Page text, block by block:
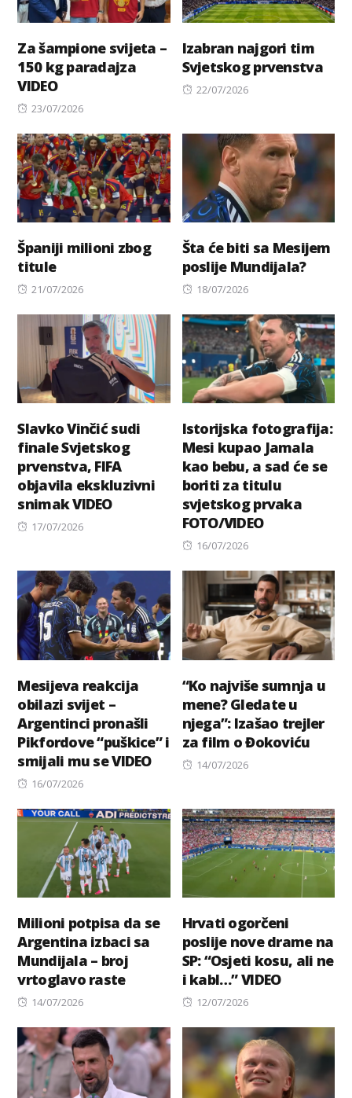
Za šampione svijeta –
150 kg paradajza
VIDEO
Posted
23/07/2026
Izabran najgori tim
Svjetskog prvenstva
Posted
22/07/2026
Španiji milioni zbog
titule
Posted
21/07/2026
Šta će biti sa Mesijem
poslije Mundijala?
Posted
18/07/2026
Slavko Vinčić sudi
finale Svjetskog
prvenstva, FIFA
objavila ekskluzivni
snimak VIDEO
Posted
17/07/2026
Istorijska fotografija:
Mesi kupao Jamala
kao bebu, a sad će se
boriti za titulu
svjetskog prvaka
FOTO/VIDEO
Posted
16/07/2026
Mesijeva reakcija
obilazi svijet –
Argentinci pronašli
Pikfordove “puškice” i
smijali mu se VIDEO
Posted
16/07/2026
“Ko najviše sumnja u
mene? Gledate u
njega”: Izašao trejler
za film o Đokoviću
Posted
14/07/2026
Milioni potpisa da se
Argentina izbaci sa
Mundijala – broj
vrtoglavo raste
Posted
14/07/2026
Hrvati ogorčeni
poslije nove drame na
SP: “Osjeti kosu, ali ne
i kabl…” VIDEO
Posted
12/07/2026